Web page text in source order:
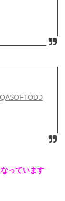
っています